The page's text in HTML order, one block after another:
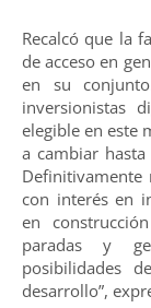
Recalcó que la
de acceso en
en su
inversionistas
elegible en este
a cambiar
Definitivamente
con interés en
en
paradas y
posibilidades
desarrollo”,